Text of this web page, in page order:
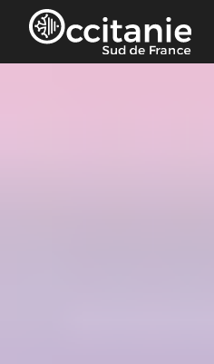
Panneau de gestion des cookies